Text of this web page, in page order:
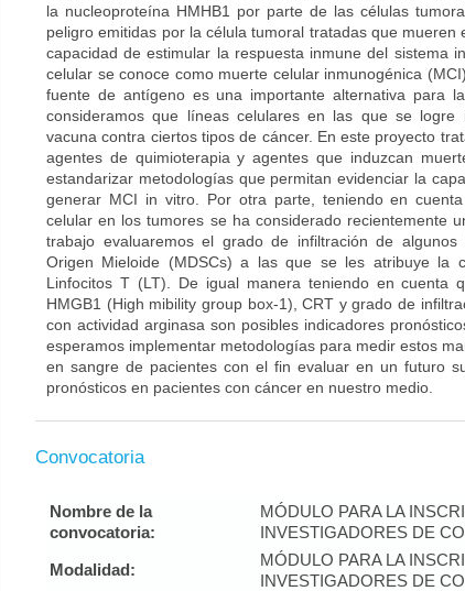
la nucleoproteína HMHB1 por parte de las células
peligro emitidas por la célula tumoral tratadas que
capacidad de estimular la respuesta inmune del sistema
celular se conoce como muerte celular inmunogénica
fuente de antígeno es una importante alternativa para
consideramos que líneas celulares en las que se
vacuna contra ciertos tipos de cáncer. En este proyecto
agentes de quimioterapia y agentes que induzcan
estandarizar metodologías que permitan evidenciar la
generar MCI in vitro. Por otra parte, teniendo en
celular en los tumores se ha considerado recientemente
trabajo evaluaremos el grado de infiltración de
Origen Mieloide (MDSCs) a las que se les atribuye la
Linfocitos T (LT). De igual manera teniendo en cuenta
HMGB1 (High mibility group box-1), CRT y grado de
con actividad arginasa son posibles indicadores
esperamos implementar metodologías para medir estos
en sangre de pacientes con el fin evaluar en un futuro
pronósticos en pacientes con cáncer en nuestro medio.
Convocatoria
Nombre de la
convocatoria:
MÓDULO PARA LA
INVESTIGADORES DE
Modalidad:
MÓDULO PARA LA
INVESTIGADORES DE